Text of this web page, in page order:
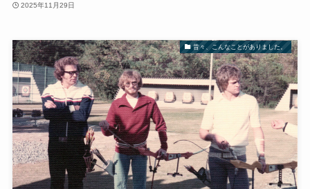
2025年11月29日
昔々、こんなことがありました。